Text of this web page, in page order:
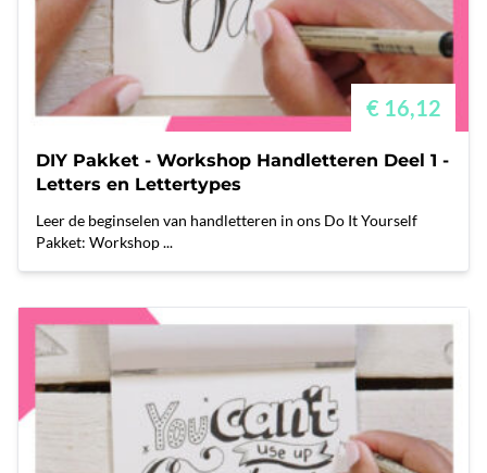
€ 16,12
DIY Pakket - Workshop Handletteren Deel 1 -
Letters en Lettertypes
Leer de beginselen van handletteren in ons Do It Yourself
Pakket: Workshop ...